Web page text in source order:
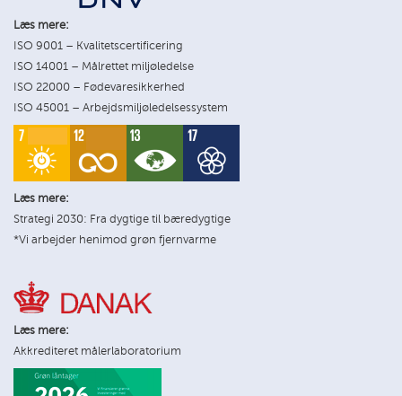
Læs mere:
ISO 9001 – Kvalitetscertificering
ISO 14001 – Målrettet miljøledelse
ISO 22000 – Fødevaresikkerhed
ISO 45001 – Arbejdsmiljøledelsessystem
Læs mere:
Strategi 2030: Fra dygtige til bæredygtige
*Vi arbejder henimod grøn fjernvarme
Læs mere:
Akkrediteret målerlaboratorium